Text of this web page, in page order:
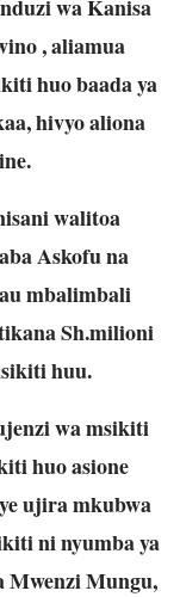
wa Kanisa
, aliamua
huo baada ya
hivyo aliona
walitoa
Askofu na
mbalimbali
Sh.milioni
huu.
wa msikiti
huo asione
ujira mkubwa
ni nyumba ya
Mwenzi Mungu,